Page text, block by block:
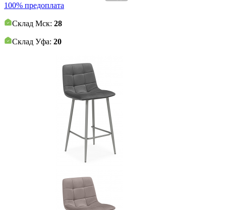
100% предоплата
Склад Мск: 28
Склад Уфа: 20